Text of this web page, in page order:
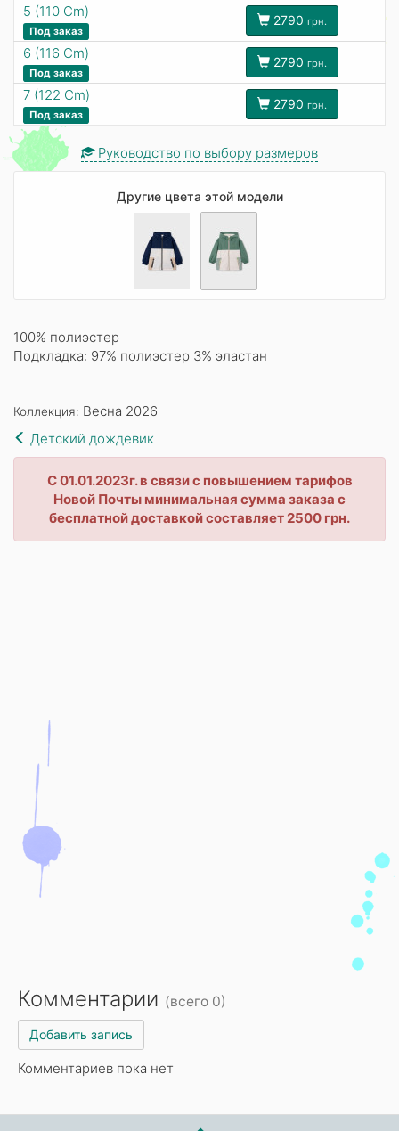
5 (110 Cm)
Под заказ
2790 грн.
6 (116 Cm)
Под заказ
2790 грн.
7 (122 Cm)
Под заказ
2790 грн.
Руководство по выбору размеров
Другие цвета этой модели
100% полиэстер
Подкладка: 97% полиэстер 3% эластан
Коллекция: Весна 2026
Детский дождевик
С 01.01.2023г. в связи с повышением тарифов
Новой Почты минимальная сумма заказа с
бесплатной доставкой составляет 2500 грн.
Комментарии (всего 0)
Добавить запись
Комментариев пока нет